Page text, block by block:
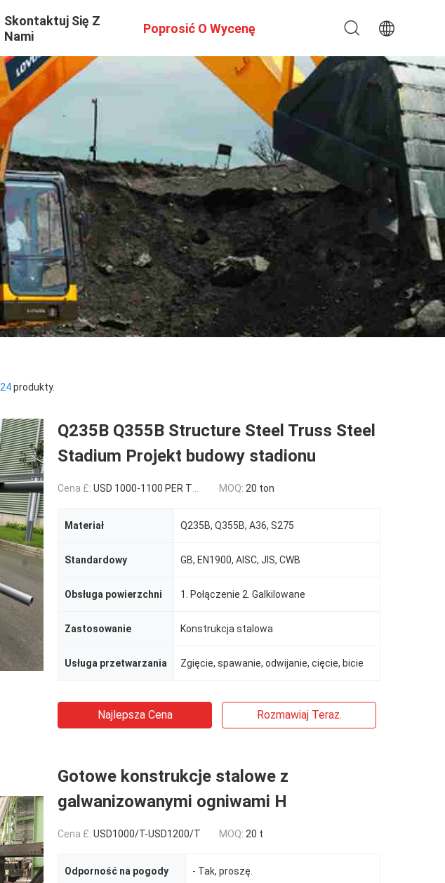
Skontaktuj Się Z
Nami
Poprosić O Wycenę
24produkty.
Q235B Q355B Structure Steel Truss Steel
Stadium Projekt budowy stadionu
Cena £: USD 1000-1100 PER TON MOQ: 20 ton
Materiał Q235B, Q355B, A36, S275
Standardowy GB, EN1900, AISC, JIS, CWB
Obsługa powierzchni 1. Połączenie 2. Galkilowane
Zastosowanie Konstrukcja stalowa
Usługa przetwarzania Zgięcie, spawanie, odwijanie, cięcie, bicie
Najlepsza Cena Rozmawiaj Teraz.
Gotowe konstrukcje stalowe z
galwanizowanymi ogniwami H
Cena £: USD1000/T-USD1200/T MOQ: 20 t
Odporność na pogody - Tak, proszę.